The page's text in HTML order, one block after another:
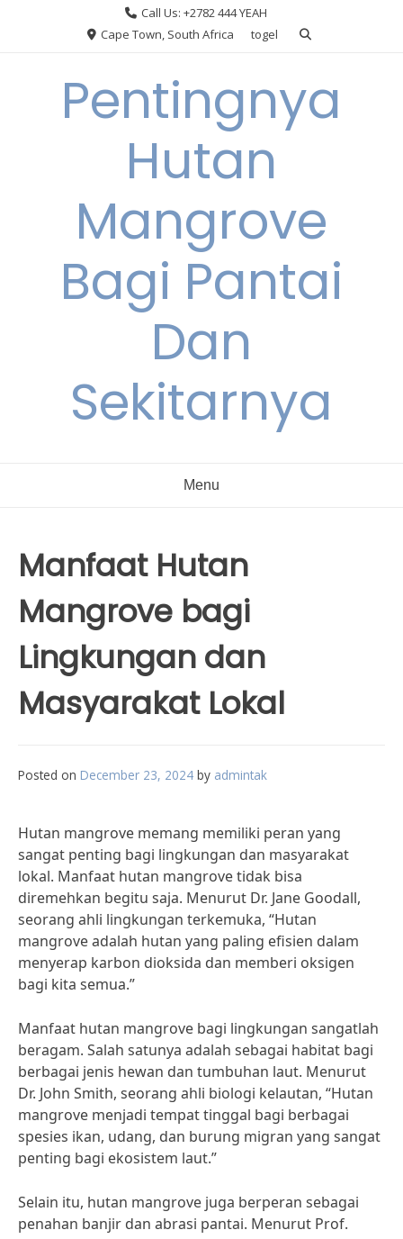
Call Us: +2782 444 YEAH
Cape Town, South Africa
togel
Pentingnya
Hutan
Mangrove
Bagi Pantai
Dan
Sekitarnya
Menu
Manfaat Hutan
Mangrove bagi
Lingkungan dan
Masyarakat Lokal
Posted on December 23, 2024 by admintak
Hutan mangrove memang memiliki peran yang
sangat penting bagi lingkungan dan masyarakat
lokal. Manfaat hutan mangrove tidak bisa
diremehkan begitu saja. Menurut Dr. Jane Goodall,
seorang ahli lingkungan terkemuka, “Hutan
mangrove adalah hutan yang paling efisien dalam
menyerap karbon dioksida dan memberi oksigen
bagi kita semua.”
Manfaat hutan mangrove bagi lingkungan sangatlah
beragam. Salah satunya adalah sebagai habitat bagi
berbagai jenis hewan dan tumbuhan laut. Menurut
Dr. John Smith, seorang ahli biologi kelautan, “Hutan
mangrove menjadi tempat tinggal bagi berbagai
spesies ikan, udang, dan burung migran yang sangat
penting bagi ekosistem laut.”
Selain itu, hutan mangrove juga berperan sebagai
penahan banjir dan abrasi pantai. Menurut Prof.